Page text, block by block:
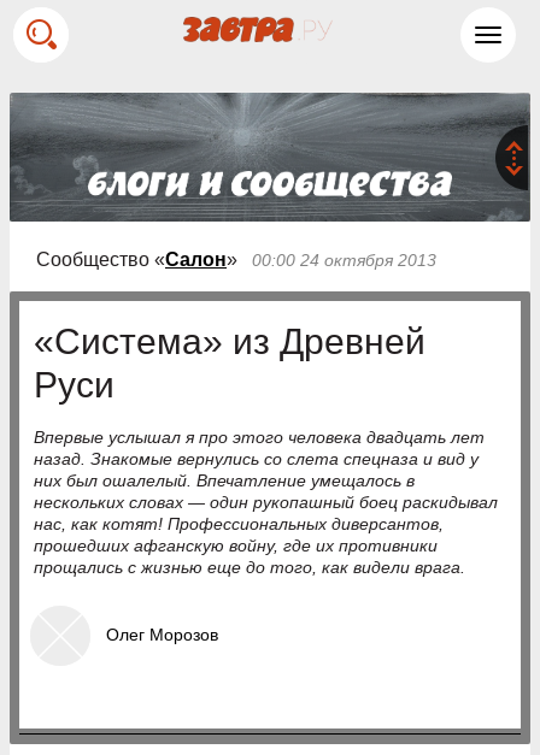
Сообщество «Салон» 00:00 24 октября 2013
«Система» из Древней
Руси
Впервые услышал я про этого человека двадцать лет
назад. Знакомые вернулись со слета спецназа и вид у
них был ошалелый. Впечатление умещалось в
нескольких словах — один рукопашный боец раскидывал
нас, как котят! Профессиональных диверсантов,
прошедших афганскую войну, где их противники
прощались с жизнью еще до того, как видели врага.
Олег Морозов